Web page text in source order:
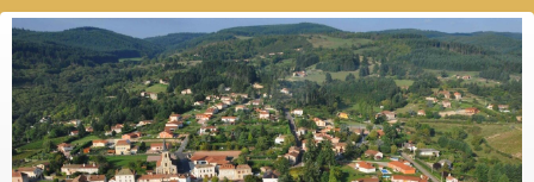
Saint-Haon-le-Vieux
Site officiel de la commune